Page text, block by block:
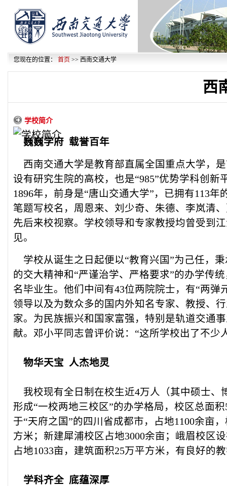
您现在的位置： 首页 >> 西南交通大学
西
学校简介
巍巍学府 载誉百年
西南交通大学是教育部直属全国重点大学，是
设有研究生院的高校，也是“985”优势学科创新
1896年，前身是“唐山交通大学”，已拥有113年
笔题写校名，周恩来、刘少奇、朱德、李岚清
先后来校视察。学校领导和专家教授均曾受到
见。
学校从诞生之日起便以“教育兴国”为己任，
的交大精神和“严谨治学、严格要求”的办学传
名毕业生。他们中间有43位两院院士，有“两弹
领导以及为数众多的国内外知名专家、教授、
家。为民族振兴和国家富强，特别是轨道交通
献。邓小平同志曾评价说：“这所学校出了不少
物华天宝 人杰地灵
我校现有全日制在校生近4万人（其中硕士、
形成“一校两地三校区”的办学格局，校区总面
于“天府之国”的四川省成都市，占地1100余亩
方米；新建犀浦校区占地3000余亩；峨眉校区
占地1033亩，建筑面积25万平方米，有良好的
学科齐全 底蕴深厚